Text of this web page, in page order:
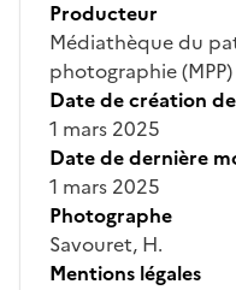
Producteur
Médiathèque du
photographie (MPP)
Date de création
1 mars 2025
Date de dernière
1 mars 2025
Photographe
Savouret, H.
Mentions légales